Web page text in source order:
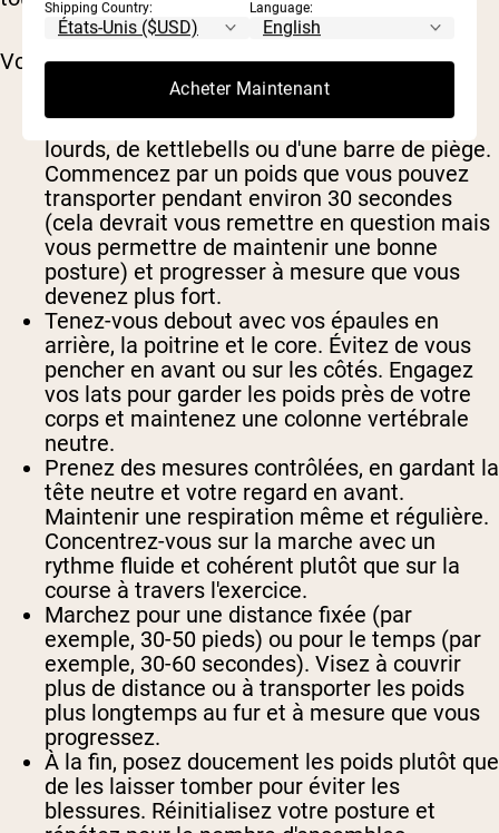
Voici comment faire les choses correctement.
Procurez-vous un ensemble d'allumeurs
lourds, de kettlebells ou d'une barre de piège.
Commencez par un poids que vous pouvez
transporter pendant environ 30 secondes
(cela devrait vous remettre en question mais
vous permettre de maintenir une bonne
posture) et progresser à mesure que vous
devenez plus fort.
Tenez-vous debout avec vos épaules en
arrière, la poitrine et le core. Évitez de vous
pencher en avant ou sur les côtés. Engagez
vos lats pour garder les poids près de votre
corps et maintenez une colonne vertébrale
neutre.
Prenez des mesures contrôlées, en gardant la
tête neutre et votre regard en avant.
Maintenir une respiration même et régulière.
Concentrez-vous sur la marche avec un
rythme fluide et cohérent plutôt que sur la
course à travers l'exercice.
Marchez pour une distance fixée (par
exemple, 30-50 pieds) ou pour le temps (par
exemple, 30-60 secondes). Visez à couvrir
plus de distance ou à transporter les poids
plus longtemps au fur et à mesure que vous
progressez.
À la fin, posez doucement les poids plutôt que
de les laisser tomber pour éviter les
blessures. Réinitialisez votre posture et
Shipping Country: Language:
Acheter Maintenant